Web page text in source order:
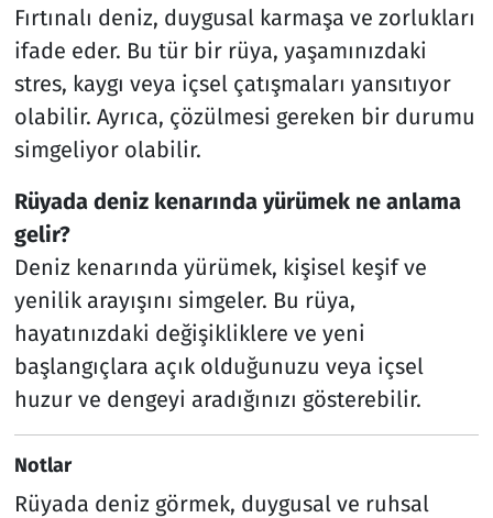
Fırtınalı deniz, duygusal karmaşa ve zorlukları
ifade eder. Bu tür bir rüya, yaşamınızdaki
stres, kaygı veya içsel çatışmaları yansıtıyor
olabilir. Ayrıca, çözülmesi gereken bir durumu
simgeliyor olabilir.
Rüyada deniz kenarında yürümek ne anlama
gelir?
Deniz kenarında yürümek, kişisel keşif ve
yenilik arayışını simgeler. Bu rüya,
hayatınızdaki değişikliklere ve yeni
başlangıçlara açık olduğunuzu veya içsel
huzur ve dengeyi aradığınızı gösterebilir.
Notlar
Rüyada deniz görmek, duygusal ve ruhsal